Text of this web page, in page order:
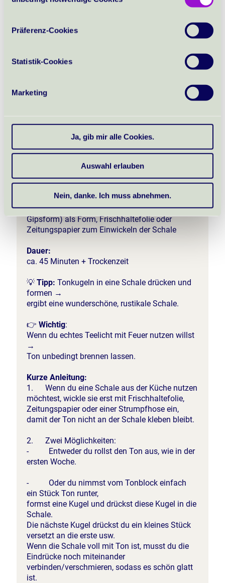
Präferenz-Cookies
Statistik-Cookies
Marketing
Ja, gib mir alle Cookies.
Auswahl erlauben
Nein, danke. Ich muss abnehmen.
Teelichthalter oder Sternenschale
Ein kleines Licht für die dunkle Jahreszeit –
entweder als Schale oder klassischer
Teelichthalter.
Material:
Ton, kleine Schale (oder wenn du hast eine
Gipsform) als Form, Frischhaltefolie oder
Zeitungspapier zum Einwickeln der Schale
Dauer:
ca. 45 Minuten + Trockenzeit
💡 Tipp: Tonkugeln in eine Schale drücken und
formen →
ergibt eine wunderschöne, rustikale Schale.
👉 Wichtig:
Wenn du echtes Teelicht mit Feuer nutzen willst
→
Ton unbedingt brennen lassen.
Kurze Anleitung:
1. Wenn du eine Schale aus der Küche nutzen
möchtest, wickle sie erst mit Frischhaltefolie,
Zeitungspapier oder einer Strumpfhose ein,
damit der Ton nicht an der Schale kleben bleibt.
2. Zwei Möglichkeiten:
- Entweder du rollst den Ton aus, wie in der
ersten Woche.
- Oder du nimmst vom Tonblock einfach
ein Stück Ton runter,
formst eine Kugel und drückst diese Kugel in die
Schale.
Die nächste Kugel drückst du ein kleines Stück
versetzt an die erste usw.
Wenn die Schale voll mit Ton ist, musst du die
Eindrücke noch miteinander
verbinden/verschmieren, sodass es schön glatt
ist.